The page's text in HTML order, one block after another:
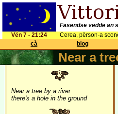
Fasendse vëdde an
Vën 7 - 21:24
Cerea, përson-a
cà
blog
Near a
Near a tree by a river
there's a hole in the ground